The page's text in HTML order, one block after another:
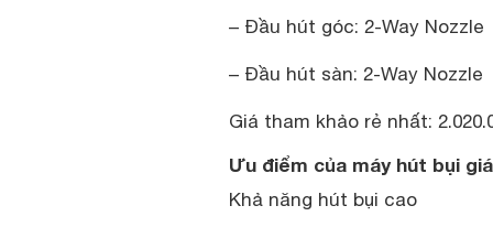
– Đầu hút góc: 2-Way Nozzle
– Đầu hút sàn: 2-Way Nozzle
Giá tham khảo rẻ nhất:
Ưu điểm của máy hút bụi giá
Khả năng hút bụi cao